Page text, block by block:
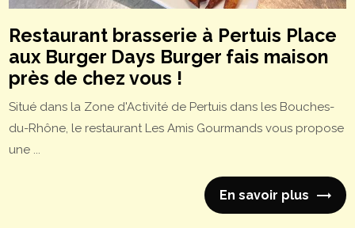
Restaurant brasserie à Pertuis Place
aux Burger Days Burger fais maison
près de chez vous !
Situé dans la Zone d'Activité de Pertuis dans les Bouches-
du-Rhône, le restaurant Les Amis Gourmands vous propose
une ...
En savoir plus